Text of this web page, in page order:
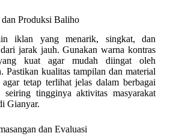
Produksi Baliho
iklan yang menarik, singkat, dan
jarak jauh. Gunakan warna kontras
kuat agar mudah diingat oleh
Pastikan kualitas tampilan dan material
tetap terlihat jelas dalam berbagai
seiring tingginya aktivitas masyarakat
Gianyar.
dan Evaluasi